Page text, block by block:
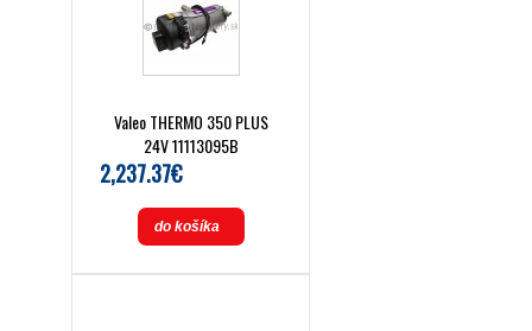
Valeo THERMO 350 PLUS
24V 11113095B
2,237.37€
do košíka